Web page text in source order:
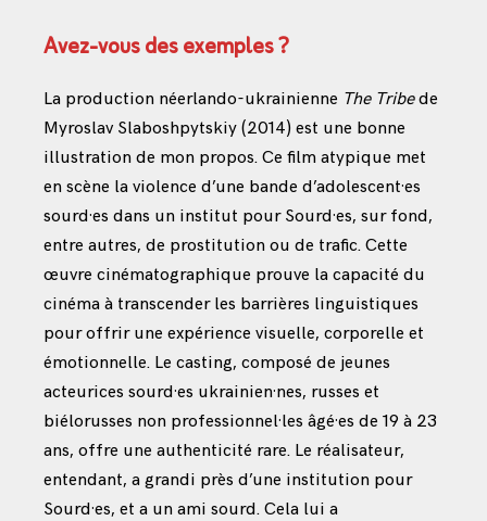
Avez-vous des exemples ?
La production néerlando-ukrainienne The Tribede
Myroslav Slaboshpytskiy (2014) est une bonne
illustration de mon propos. Ce film atypique met
en scène la violence d’une bande d’adolescent·es
sourd·es dans un institut pour Sourd·es, sur fond,
entre autres, de prostitution ou de trafic. Cette
œuvre cinématographique prouve la capacité du
cinéma à transcender les barrières linguistiques
pour offrir une expérience visuelle, corporelle et
émotionnelle. Le casting, composé de jeunes
acteurices sourd·es ukrainien·nes, russes et
biélorusses non professionnel·les âgé·es de 19 à 23
ans, offre une authenticité rare. Le réalisateur,
entendant, a grandi près d’une institution pour
Sourd·es, et a un ami sourd. Cela lui a